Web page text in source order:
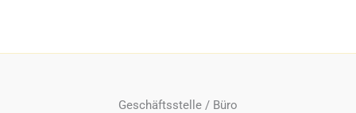
Geschäftsstelle / Büro